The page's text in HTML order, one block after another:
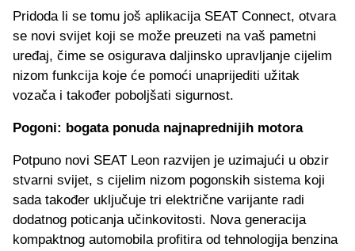
Pridoda li se tomu još aplikacija SEAT Connect, otvara
se novi svijet koji se može preuzeti na vaš pametni
uređaj, čime se osigurava daljinsko upravljanje cijelim
nizom funkcija koje će pomoći unaprijediti užitak
vozača i također poboljšati sigurnost.
Pogoni: bogata ponuda najnaprednijih motora
Potpuno novi SEAT Leon razvijen je uzimajući u obzir
stvarni svijet, s cijelim nizom pogonskih sistema koji
sada također uključuje tri električne varijante radi
dodatnog poticanja učinkovitosti. Nova generacija
kompaktnog automobila profitira od tehnologija benzina